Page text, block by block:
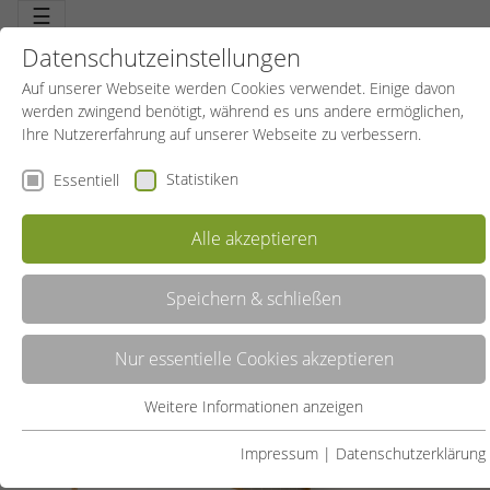
☰
Kinderschwimmen
Datenschutzeinstellungen
Auf unserer Webseite werden Cookies verwendet. Einige davon
werden zwingend benötigt, während es uns andere ermöglichen,
Ihre Nutzererfahrung auf unserer Webseite zu verbessern.
Essentiell Statistiken
Alle akzeptieren
Speichern & schließen
Nur essentielle Cookies akzeptieren
Essentielle Cookies werden für grundlegende Funktionen der
Weitere Informationen anzeigen
Impressum | Datenschutzerklärung